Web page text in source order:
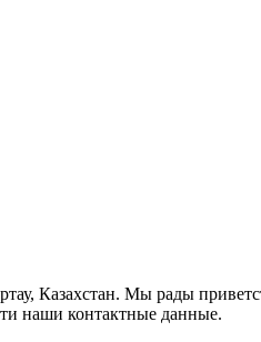
Казахстан. Мы рады
наши контактные данные.